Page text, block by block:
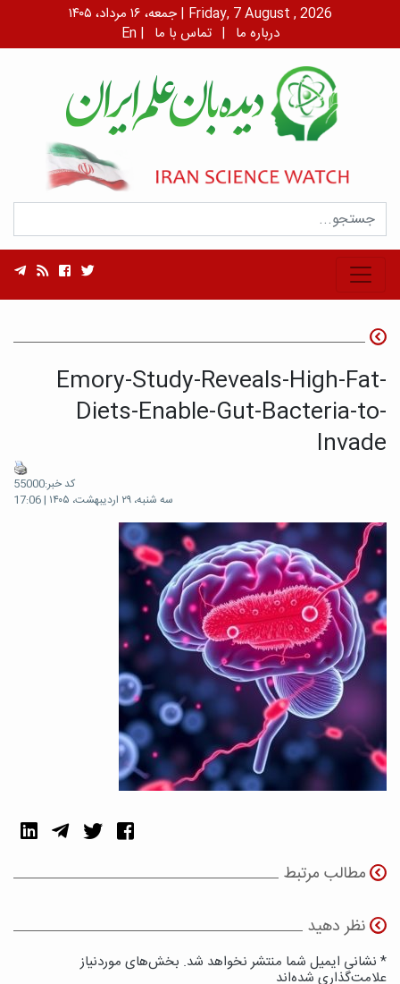
جمعه، ۱۶ مرداد، ۱۴۰۵ | Friday, 7 August , 2026
En | درباره ما | تماس با ما
Emory-Study-Reveals-High-Fat-
Diets-Enable-Gut-Bacteria-to-
Invade
کد خبر:55000
سه شنبه، ۲۹ اردیبهشت، ۱۴۰۵ | 17:06
مطالب مرتبط
نظر دهید
* نشانی ایمیل شما منتشر نخواهد شد. بخش‌های موردنیاز
علامت‌گذاری شده‌اند